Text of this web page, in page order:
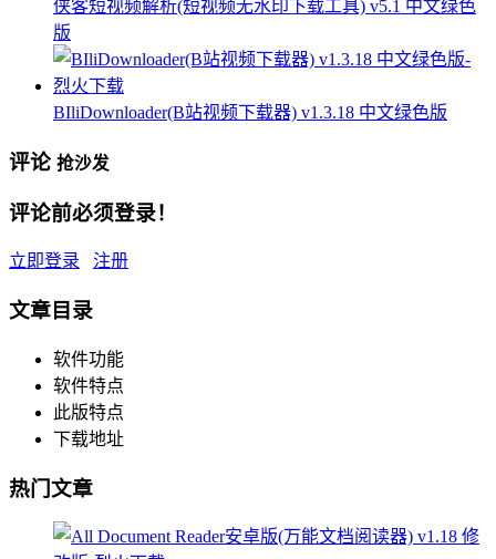
侠客短视频解析(短视频无水印下载工具) v5.1 中文绿色
版
BIliDownloader(B站视频下载器) v1.3.18 中文绿色版
评论 抢沙发
评论前必须登录！
立即登录 注册
文章目录
软件功能
软件特点
此版特点
下载地址
热门文章